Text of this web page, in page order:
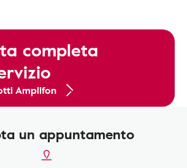
completa
Amplifon
un appuntamento